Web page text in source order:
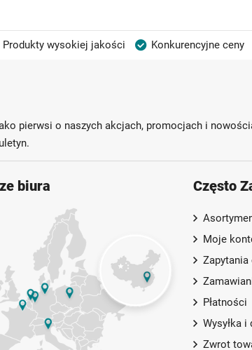
Produkty wysokiej jakości Konkurencyjne ceny
pierwsi o naszych akcjach, promocjach i
biura Często
Moje
Zapytania
Płatności
Wysyłka
Zwrot